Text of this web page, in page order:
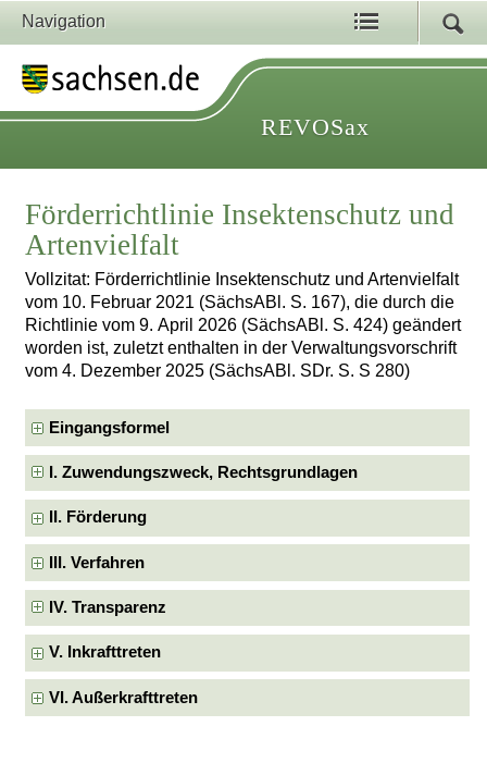
Navigation
REVOSax
Förderrichtlinie Insektenschutz und
Artenvielfalt
Vollzitat: Förderrichtlinie Insektenschutz und Artenvielfalt
vom 10. Februar 2021 (SächsABl. S. 167), die durch die
Richtlinie vom 9. April 2026 (SächsABl. S. 424) geändert
worden ist, zuletzt enthalten in der Verwaltungsvorschrift
vom 4. Dezember 2025 (SächsABl. SDr. S. S 280)
Eingangsformel
I. Zuwendungszweck, Rechtsgrundlagen
II. Förderung
III. Verfahren
IV. Transparenz
V. Inkrafttreten
VI. Außerkrafttreten